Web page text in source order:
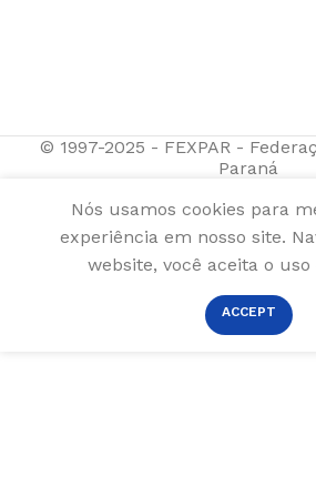
© 1997-2025 - FEXPAR -
Paraná
Nós usamos cookies para
experiência em nosso site.
website, você aceita o uso
ACCEPT